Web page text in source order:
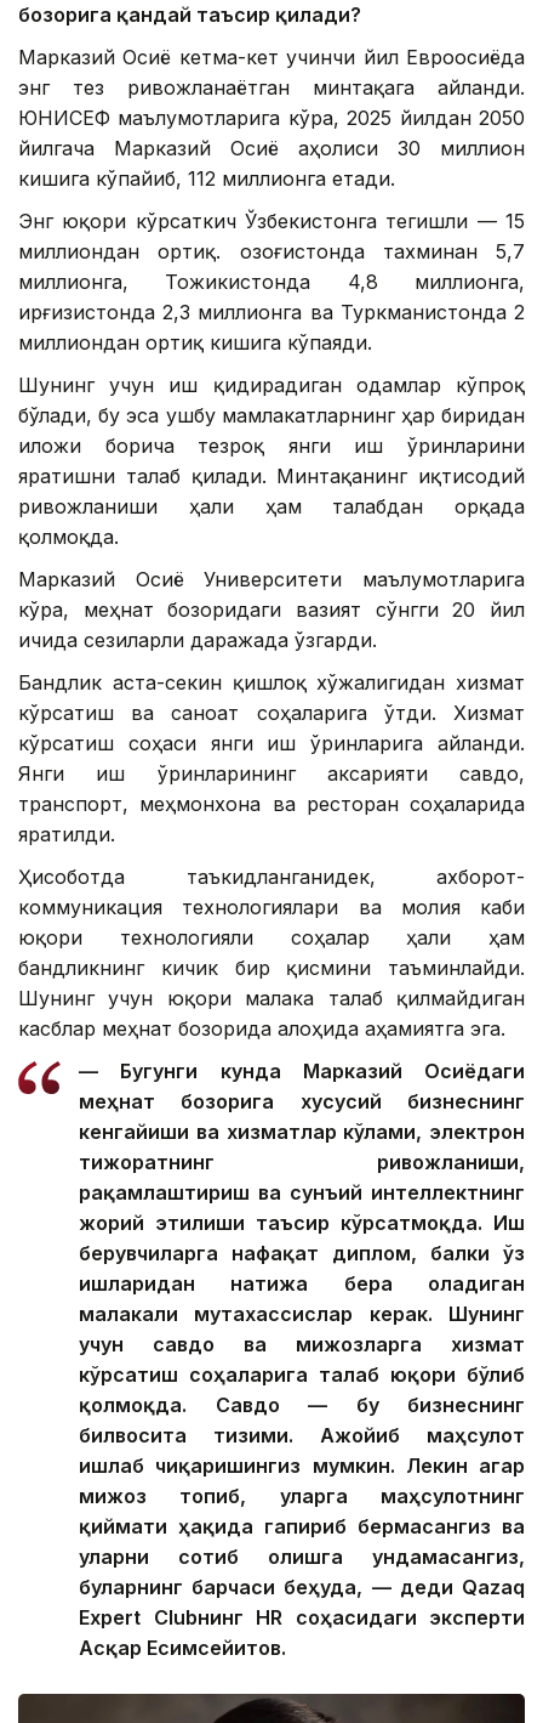
бозорига қандай таъсир қилади?
Марказий Осиё кетма-кет учинчи йил Евроосиёда
энг тез ривожланаётган минтақага айланди.
ЮНИCEФ маълумотларига кўра, 2025 йилдан 2050
йилгача Марказий Осиё аҳолиси 30 миллион
кишига кўпайиб, 112 миллионга етади.
Энг юқори кўрсаткич Ўзбекистонга тегишли — 15
миллиондан ортиқ. Қозоғистонда тахминан 5,7
миллионга, Тожикистонда 4,8 миллионга,
Қирғизистонда 2,3 миллионга ва Туркманистонда 2
миллиондан ортиқ кишига кўпаяди.
Шунинг учун иш қидирадиган одамлар кўпроқ
бўлади, бу эса ушбу мамлакатларнинг ҳар биридан
иложи борича тезроқ янги иш ўринларини
яратишни талаб қилади. Минтақанинг иқтисодий
ривожланиши ҳали ҳам талабдан орқада
қолмоқда.
Марказий Осиё Университети маълумотларига
кўра, меҳнат бозоридаги вазият сўнгги 20 йил
ичида сезиларли даражада ўзгарди.
Бандлик аста-секин қишлоқ хўжалигидан хизмат
кўрсатиш ва саноат соҳаларига ўтди. Хизмат
кўрсатиш соҳаси янги иш ўринларига айланди.
Янги иш ўринларининг аксарияти савдо,
транспорт, меҳмонхона ва ресторан соҳаларида
яратилди.
Ҳисоботда таъкидланганидек, ахборот-
коммуникация технологиялари ва молия каби
юқори технологияли соҳалар ҳали ҳам
бандликнинг кичик бир қисмини таъминлайди.
Шунинг учун юқори малака талаб қилмайдиган
касблар меҳнат бозорида алоҳида аҳамиятга эга.
— Бугунги кунда Марказий Осиёдаги
меҳнат бозорига хусусий бизнеснинг
кенгайиши ва хизматлар кўлами, электрон
тижоратнинг ривожланиши,
рақамлаштириш ва сунъий интеллектнинг
жорий этилиши таъсир кўрсатмоқда. Иш
берувчиларга нафақат диплом, балки ўз
ишларидан натижа бера оладиган
малакали мутахассислар керак. Шунинг
учун савдо ва мижозларга хизмат
кўрсатиш соҳаларига талаб юқори бўлиб
қолмоқда. Савдо — бу бизнеснинг
билвосита тизими. Ажойиб маҳсулот
ишлаб чиқаришингиз мумкин. Лекин агар
мижоз топиб, уларга маҳсулотнинг
қиймати ҳақида гапириб бермасангиз ва
уларни сотиб олишга ундамасангиз,
буларнинг барчаси беҳуда, — деди Qazaq
Expert Clubнинг HR соҳасидаги эксперти
Асқар Есимсейитов.